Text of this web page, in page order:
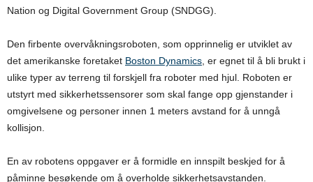
Nation og Digital Government Group (SNDGG).
Den firbente overvåkningsroboten, som opprinnelig er utviklet av
det amerikanske foretaket Boston Dynamics , er egnet til å bli brukt i
ulike typer av terreng til forskjell fra roboter med hjul. Roboten er
utstyrt med sikkerhetssensorer som skal fange opp gjenstander i
omgivelsene og personer innen 1 meters avstand for å unngå
kollisjon.
En av robotens oppgaver er å formidle en innspilt beskjed for å
påminne besøkende om å overholde sikkerhetsavstanden.